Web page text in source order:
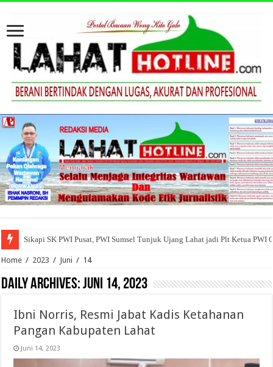
Sikapi SK PWI Pusat, PWI Sumsel Tunjuk Ujang Lahat jadi Plt Ketua PWI
Home / 2023 / Juni / 14
Daily Archives:Juni 14, 2023
Ibni Norris, Resmi Jabat Kadis Ketahanan
Pangan Kabupaten Lahat
Juni 14, 2023